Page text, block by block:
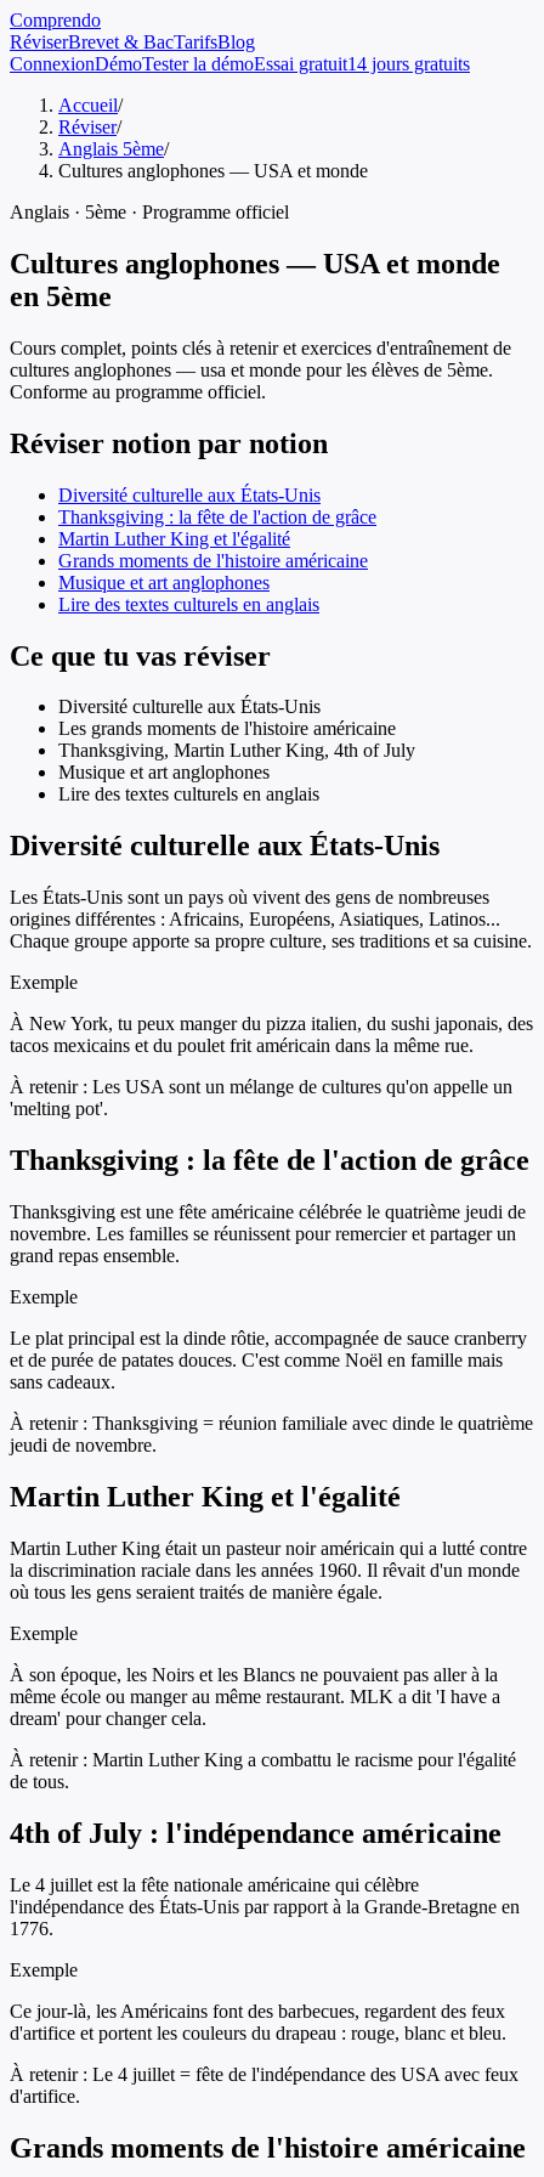
Comprendo
RéviserBrevet & BacTarifsBlog
ConnexionDémoTester la démoEssai gratuit14 jours gratuits
Accueil/
Réviser/
Anglais 5ème/
Cultures anglophones — USA et monde
Anglais · 5ème · Programme officiel
Cultures anglophones — USA et monde
en 5ème
Cours complet, points clés à retenir et exercices d'entraînement de
cultures anglophones — usa et monde pour les élèves de 5ème.
Conforme au programme officiel.
Réviser notion par notion
Diversité culturelle aux États-Unis
Thanksgiving : la fête de l'action de grâce
Martin Luther King et l'égalité
Grands moments de l'histoire américaine
Musique et art anglophones
Lire des textes culturels en anglais
Ce que tu vas réviser
Diversité culturelle aux États-Unis
Les grands moments de l'histoire américaine
Thanksgiving, Martin Luther King, 4th of July
Musique et art anglophones
Lire des textes culturels en anglais
Diversité culturelle aux États-Unis
Les États-Unis sont un pays où vivent des gens de nombreuses
origines différentes : Africains, Européens, Asiatiques, Latinos...
Chaque groupe apporte sa propre culture, ses traditions et sa cuisine.
Exemple
À New York, tu peux manger du pizza italien, du sushi japonais, des
tacos mexicains et du poulet frit américain dans la même rue.
À retenir : Les USA sont un mélange de cultures qu'on appelle un
'melting pot'.
Thanksgiving : la fête de l'action de grâce
Thanksgiving est une fête américaine célébrée le quatrième jeudi de
novembre. Les familles se réunissent pour remercier et partager un
grand repas ensemble.
Exemple
Le plat principal est la dinde rôtie, accompagnée de sauce cranberry
et de purée de patates douces. C'est comme Noël en famille mais
sans cadeaux.
À retenir : Thanksgiving = réunion familiale avec dinde le quatrième
jeudi de novembre.
Martin Luther King et l'égalité
Martin Luther King était un pasteur noir américain qui a lutté contre
la discrimination raciale dans les années 1960. Il rêvait d'un monde
où tous les gens seraient traités de manière égale.
Exemple
À son époque, les Noirs et les Blancs ne pouvaient pas aller à la
même école ou manger au même restaurant. MLK a dit 'I have a
dream' pour changer cela.
À retenir : Martin Luther King a combattu le racisme pour l'égalité
de tous.
4th of July : l'indépendance américaine
Le 4 juillet est la fête nationale américaine qui célèbre
l'indépendance des États-Unis par rapport à la Grande-Bretagne en
1776.
Exemple
Ce jour-là, les Américains font des barbecues, regardent des feux
d'artifice et portent les couleurs du drapeau : rouge, blanc et bleu.
À retenir : Le 4 juillet = fête de l'indépendance des USA avec feux
d'artifice.
Grands moments de l'histoire américaine